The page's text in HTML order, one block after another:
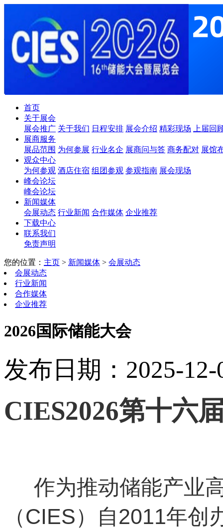
首页
关于展会
展会推广 关于我们 日程安排 展会介绍 精彩现场
上届回
展商服务
展品范围 为何参展 行业名企 展商问与答 商务配对 展馆
观众中心
为何参观 酒店住宿 组团参观 参观指南 展会现场
峰会论坛
峰会论坛
新闻媒体
会展动态 行业新闻 合作媒体 企业推荐
下载中心
联系我们
免责声明
您的位置： 主页 > 新闻媒体 > 会展动态
会展动态
行业新闻
合作媒体
企业推荐
2026国际储能大会
发布日期：2025-12-
CIES2026第十六
作为推动储能产业
（CIES）自2011年